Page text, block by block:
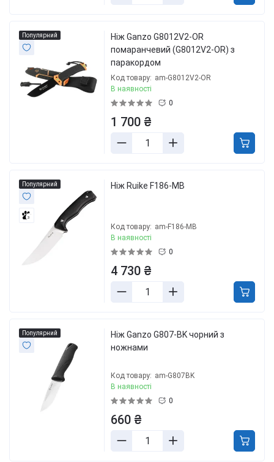
Популярний
Ніж Ganzo G8012V2-OR
помаранчевий (G8012V2-OR) з
паракордом
Код товару: am-G8012V2-OR
В наявності
0
1 700 ₴
Популярний
3
Ніж Ruike F186-MB
Код товару: am-F186-MB
В наявності
0
4 730 ₴
Популярний
Ніж Ganzo G807-BK чорний з
ножнами
Код товару: am-G807BK
В наявності
0
660 ₴